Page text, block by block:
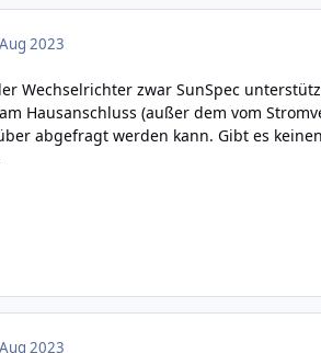
2023
Wechselrichter zwar SunSpec
Hausanschluss (außer dem vom
abgefragt werden kann. Gibt es
2023